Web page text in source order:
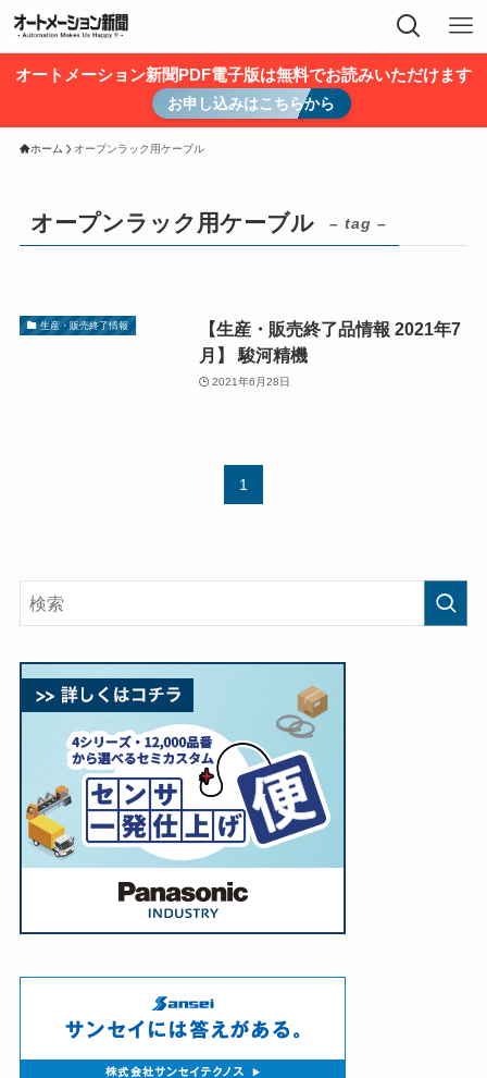
オートメーション新聞PDF電子版は無料でお読みいただけます
お申し込みはこちらから
ホーム オープンラック用ケーブル
オープンラック用ケーブル – tag –
生産・販売終了情報
【生産・販売終了品情報 2021年7
月】 駿河精機
2021年6月28日
1